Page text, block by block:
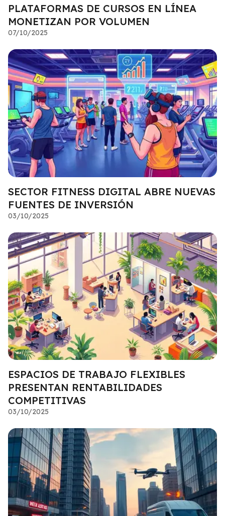
PLATAFORMAS DE CURSOS EN LÍNEA
MONETIZAN POR VOLUMEN
07/10/2025
SECTOR FITNESS DIGITAL ABRE NUEVAS
FUENTES DE INVERSIÓN
03/10/2025
ESPACIOS DE TRABAJO FLEXIBLES
PRESENTAN RENTABILIDADES
COMPETITIVAS
03/10/2025